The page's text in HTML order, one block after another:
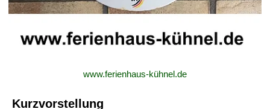
www.ferienhaus-kühnel.de
Kurzvorstellung